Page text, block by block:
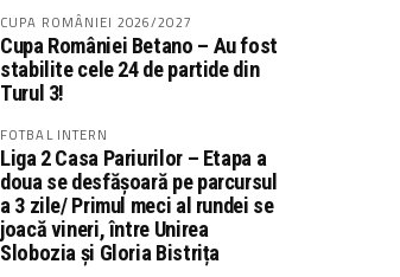
CUPA ROMÂNIEI 2026/2027
Cupa României Betano – Au fost
stabilite cele 24 de partide din
Turul 3!
FOTBAL INTERN
Liga 2 Casa Pariurilor – Etapa a
doua se desfășoară pe parcursul
a 3 zile/ Primul meci al rundei se
joacă vineri, între Unirea
Slobozia și Gloria Bistrița